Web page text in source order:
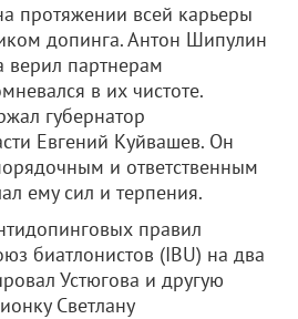
протяжении всей карьеры
допинга. Антон Шипулин
верил партнерам
в их чистоте.
губернатор
Евгений Куйвашев. Он
и ответственным
ему сил и терпения.
правил
биатлонистов (IBU) на два
Устюгова и другую
Светлану